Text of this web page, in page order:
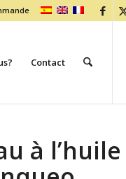
Contact
à l’huile